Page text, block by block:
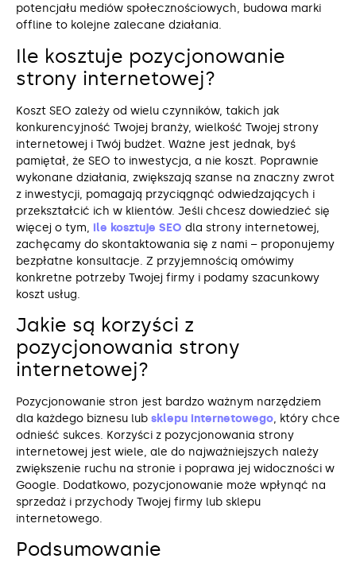
potencjału mediów społecznościowych, budowa marki
offline to kolejne zalecane działania.
Ile kosztuje pozycjonowanie
strony internetowej?
Koszt SEO zależy od wielu czynników, takich jak
konkurencyjność Twojej branży, wielkość Twojej strony
internetowej i Twój budżet. Ważne jest jednak, byś
pamiętał, że SEO to inwestycja, a nie koszt. Poprawnie
wykonane działania, zwiększają szanse na znaczny zwrot
z inwestycji, pomagają przyciągnąć odwiedzających i
przekształcić ich w klientów. Jeśli chcesz dowiedzieć się
więcej o tym, ile kosztuje SEO dla strony internetowej,
zachęcamy do skontaktowania się z nami – proponujemy
bezpłatne konsultacje. Z przyjemnością omówimy
konkretne potrzeby Twojej firmy i podamy szacunkowy
koszt usług.
Jakie są korzyści z
pozycjonowania strony
internetowej?
Pozycjonowanie stron jest bardzo ważnym narzędziem
dla każdego biznesu lub sklepu internetowego, który chce
odnieść sukces. Korzyści z pozycjonowania strony
internetowej jest wiele, ale do najważniejszych należy
zwiększenie ruchu na stronie i poprawa jej widoczności w
Google. Dodatkowo, pozycjonowanie może wpłynąć na
sprzedaż i przychody Twojej firmy lub sklepu
internetowego.
Podsumowanie